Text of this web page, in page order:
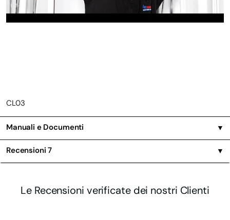
CL03
Manuali e Documenti ▼
Recensioni7 ▼
Le Recensioni verificate dei nostri Clienti